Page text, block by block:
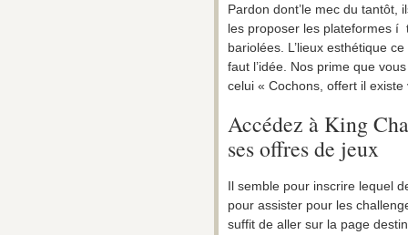
Pardon dont’le mec du tantôt,
les proposer les plateformes í
bariolées. L’lieux esthétique
faut l’idée. Nos prime que
celui « Cochons, offert il
Accédez à King
ses offres de jeux
Il semble pour inscrire lequel
pour assister pour les
suffit de aller sur la page